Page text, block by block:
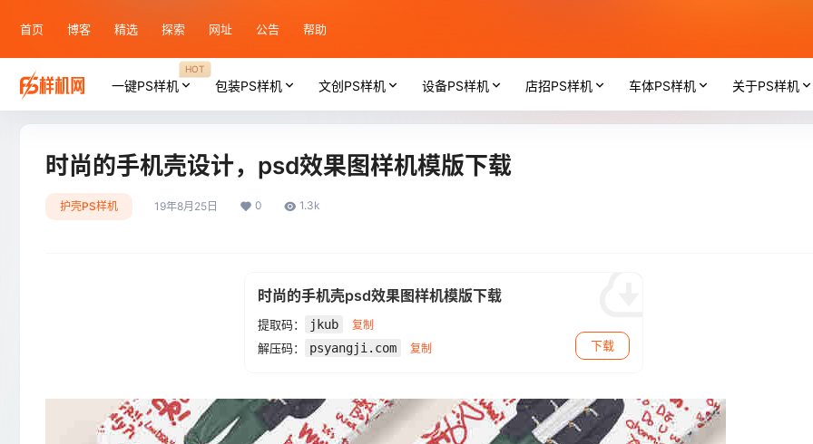
首页 博客 精选 探索 网址 公告 帮助
一键PS样机
HOT
包装PS样机 文创PS样机 设备PS样机 店招PS样机 车体PS样机 关于PS样机
时尚的手机壳设计，psd效果图样机模版下载
护壳PS样机 19年8月25日 0 1.3k
时尚的手机壳psd效果图样机模版下载
提取码： jkub 复制
解压码： psyangji.com 复制 下载